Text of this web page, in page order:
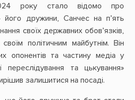
року стало відомо про
його дружини, Санчес на п’ять
своїх державних обов’язків,
політичним майбутнім. Він
опонентів та частину медіа у
переслідування та цькування»
залишитися на посаді.